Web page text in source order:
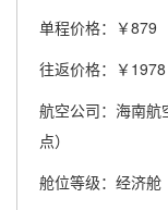
单程价格：￥879
往返价格：￥1978
航空公司：海南航
点）
舱位等级：经济舱